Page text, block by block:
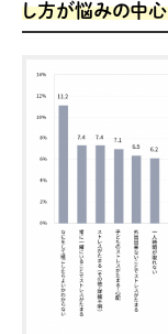
し⽅が悩みの中⼼